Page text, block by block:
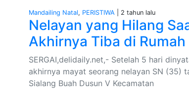
Mandailing Natal, PERISTIWA | 2 tahun lalu
Nelayan yang Hilang
Akhirnya Tiba di Rumah
SERGAI,delidaily.net,- Setelah 5 hari
akhirnya mayat seorang nelayan SN (35)
Sialang Buah Dusun V Kecamatan